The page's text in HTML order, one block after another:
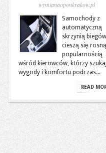
wymianaoponkrakow.pl
Samochody z
automatyczną
skrzynią biegów
cieszą się
popularnością
wśród kierowców, którzy
wygody i komfortu podczas...
READ